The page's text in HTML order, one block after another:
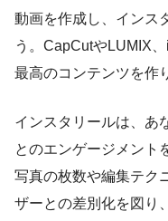
動画を作成し、インス
う。CapCutやLUMIX
最高のコンテンツを作
インスタリールは、あ
とのエンゲージメント
写真の枚数や編集テク
ザーとの差別化を図り